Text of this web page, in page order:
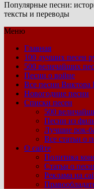
Популярные песни:
тексты и переводы
Меню
Главная
100 лучших песен
500 величайших
Песни о войне
Все песни
Новогодние песни
Списки песен
500
Песни из
Лучшие рок-
Все статьи о
О сайте
Политика
Статьи о
Реклама на